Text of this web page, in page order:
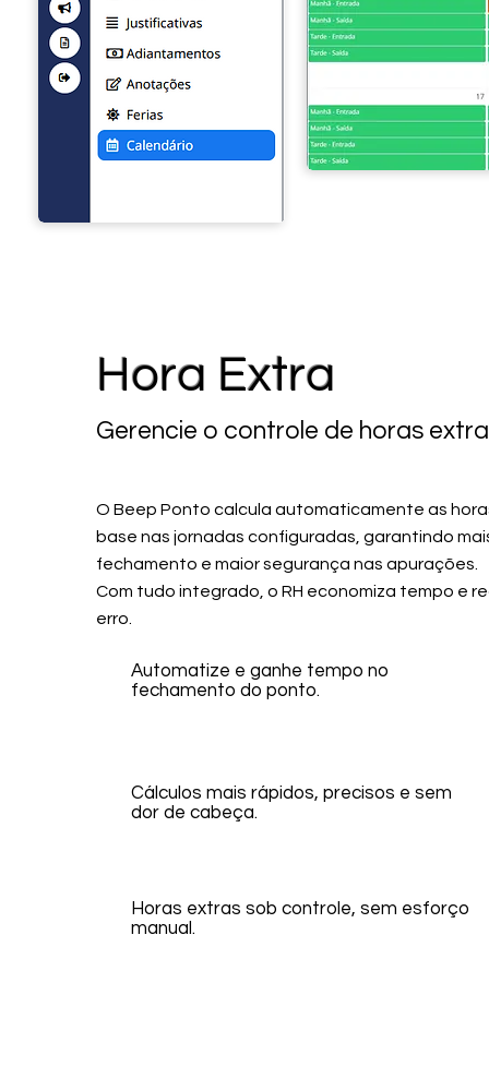
Gerencie o controle de horas
Hora Extra
O Beep Ponto calcula automaticamente as
base nas jornadas configuradas, garantindo
fechamento e maior segurança nas apurações.
Com tudo integrado, o RH economiza tempo e
erro.
Automatize e ganhe tempo no
fechamento do ponto.
Cálculos mais rápidos, precisos e sem
dor de cabeça.
Horas extras sob controle, sem esforço
manual.